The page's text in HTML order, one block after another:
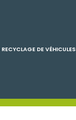
RECYCLAGE DE VÉHICULES